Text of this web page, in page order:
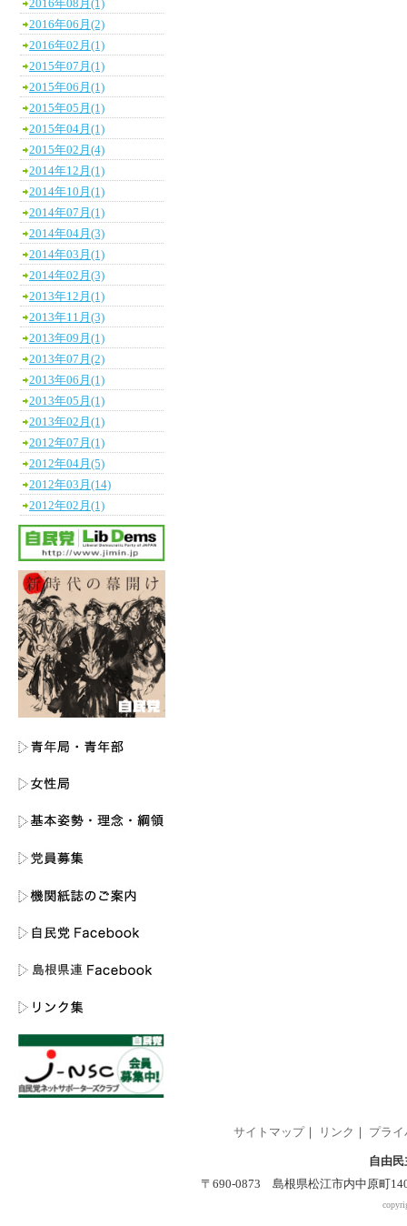
2016年08月(1)
2016年06月(2)
2016年02月(1)
2015年07月(1)
2015年06月(1)
2015年05月(1)
2015年04月(1)
2015年02月(4)
2014年12月(1)
2014年10月(1)
2014年07月(1)
2014年04月(3)
2014年03月(1)
2014年02月(3)
2013年12月(1)
2013年11月(3)
2013年09月(1)
2013年07月(2)
2013年06月(1)
2013年05月(1)
2013年02月(1)
2012年07月(1)
2012年04月(5)
2012年03月(14)
2012年02月(1)
サイトマップ｜ リンク プラ
自由
〒690-0873 島根県松江市内中原町